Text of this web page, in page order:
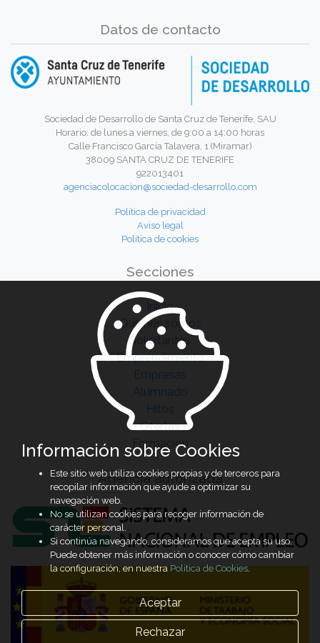
Datos de contacto
Sociedad de Desarrollo de Santa Cruz de Tenerife, SAU
Horario: de lunes a viernes, de 9:00 a 14:00 horas
Calle Francisco García Talavera, 1 (Miramar)
38009 SANTA CRUZ DE TENERIFE
922013401
agenciacolocacion@sociedad-desarrollo.com
Política de privacidad
Aviso legal
Política de cookies
Secciones
Inicio
Quiénes somos
Solicitantes
Emprendimiento
Empresas
Alumnado
Hitos
Ofertas
Formación
Agencia autorizada
Información sobre Cookies
Este sitio web utiliza cookies propias y de terceros para
recopilar información que ayude a optimizar su
navegación web.
No se utilizan cookies para recoger información de
carácter personal.
Si continúa navegando, consideramos que acepta su uso.
Puede obtener más información o conocer cómo cambiar
la configuración, en nuestraPolítica de Cookies.
Aceptar
Rechazar